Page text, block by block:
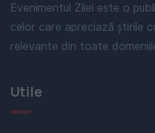
Evenimentul Zilei este o
celor care apreciază știrile
relevante din toate
Utile